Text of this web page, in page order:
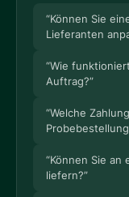
“Können Sie
Lieferanten
“Wie
Auftrag?”
“Welche
“Können Sie an
liefern?”